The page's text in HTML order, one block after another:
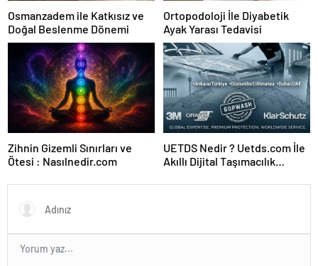
Osmanzadem ile Katkısız ve
Doğal Beslenme Dönemi
Ortopodoloji İle Diyabetik
Ayak Yarası Tedavisi
Zihnin Gizemli Sınırları ve
Ötesi : Nasılnedir.com
UETDS Nedir ? Uetds.com İle
Akıllı Dijital Taşımacılık